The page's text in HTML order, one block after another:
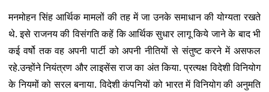
मनमोहन सिंह आर्थिक मामलों की तह में जा उनके समाधान की योग्यता रखते
थे. इसे राजनय की विसंगति कहें कि आर्थिक सुधार लागू किये जाने के बाद भी
कई वर्षो तक वह अपनी पार्टी को अपनी नीतियों से संतुष्ट करने में असफल
रहे.उन्होंने नियंत्रण और लाइसेंस राज का अंत किया. प्रत्यक्ष विदेशी विनियोग
के नियमों को सरल बनाया. विदेशी कंपनियों को भारत में विनियोग की अनुमति